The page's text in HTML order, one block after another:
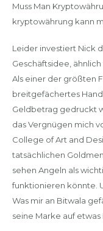
Muss Man
kryptowährung kann
Leider investiert Nick
Geschäftsidee,
Als einer der größten
breitgefächertes
Geldbetrag gedruckt
das Vergnügen mich
College of Art and
tatsächlichen
sehen Angeln als
funktionieren könnte.
Was mir an Bitwala
seine Marke auf etwas